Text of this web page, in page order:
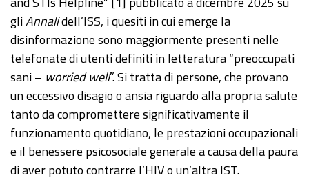
gliAnnalidell’ISS, i quesiti in cui emerge la
disinformazione sono maggiormente presenti nelle
telefonate di utenti definiti in letteratura “preoccupati
sani – worried well”. Si tratta di persone, che provano
un eccessivo disagio o ansia riguardo alla propria salute
tanto da compromettere significativamente il
funzionamento quotidiano, le prestazioni occupazionali
e il benessere psicosociale generale a causa della paura
di aver potuto contrarre l’HIV o un’altra IST.